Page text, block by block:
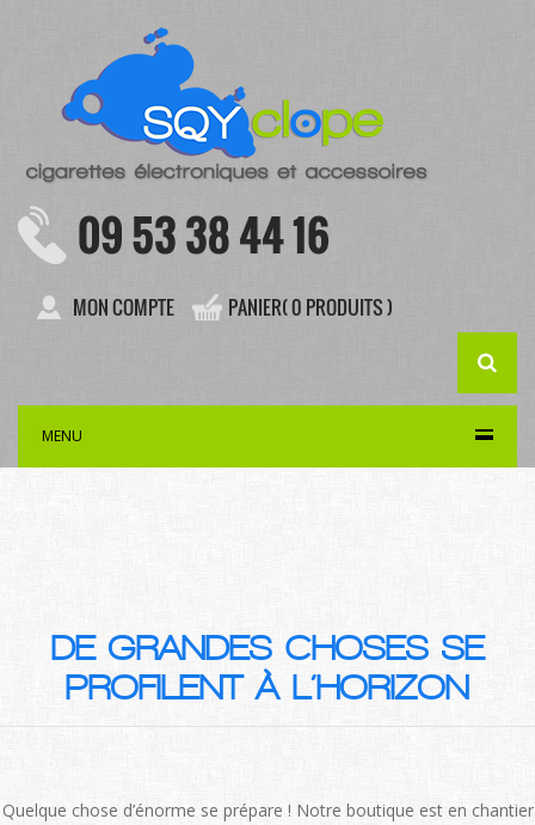
09 53 38 44 16
MON COMPTE PANIER( 0 PRODUITS )
MENU
DE GRANDES CHOSES SE
PROFILENT À L’HORIZON
Quelque chose d’énorme se prépare ! Notre boutique est en chantier